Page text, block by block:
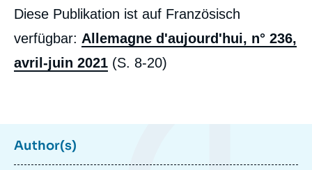
Diese Publikation ist auf Französisch
verfügbar: Allemagne d'aujourd'hui, n° 236,
avril-juin 2021 (S. 8-20)
Author(s)
de